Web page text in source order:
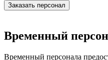
Заказать персонал
Временный
Временный персонала